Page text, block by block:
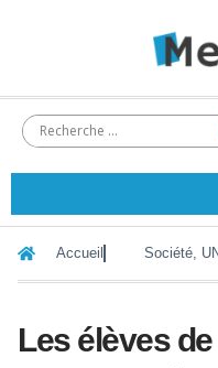
Accueil Société,
Les élèves